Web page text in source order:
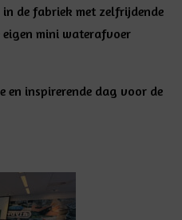
de fabriek met zelfrijdende
mini waterafvoer
en inspirerende dag voor de